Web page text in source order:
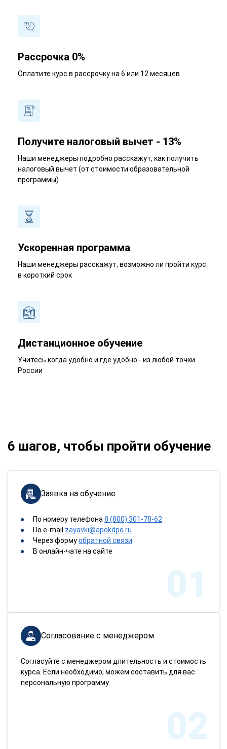
Рассрочка 0%
Оплатите курс в рассрочку на 6 или 12 месяцев
Получите налоговый вычет - 13%
Наши менеджеры подробно расскажут, как получить
налоговый вычет (от стоимости образовательной
программы)
Ускоренная программа
Наши менеджеры расскажут, возможно ли пройти курс
в короткий срок
Дистанционное обучение
Учитесь когда удобно и где удобно - из любой точки
России
6 шагов, чтобы пройти обучение
Заявка на обучение
По номеру телефона8 (800) 301-78-62
По e-mail zayavki@apokdpo.ru
Через формуобратной связи
В онлайн-чате на сайте
01
Согласование с менеджером
Согласуйте с менеджером длительность и стоимость
курса. Если необходимо, можем составить для вас
персональную программу.
02